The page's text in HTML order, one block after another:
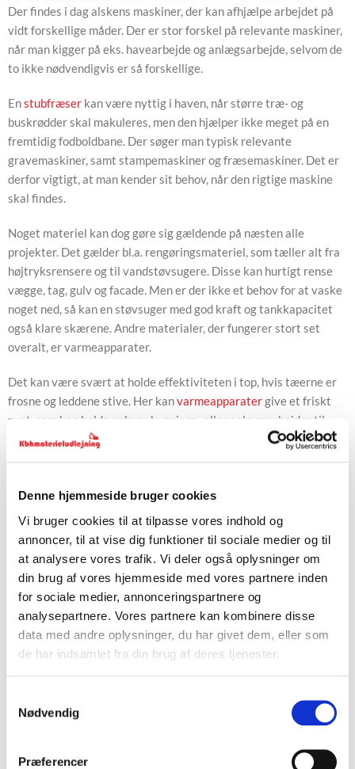
Denne hjemmeside bruger cookies
Vi bruger cookies til at tilpasse vores indhold og
annoncer, til at vise dig funktioner til sociale medier og til
at analysere vores trafik. Vi deler også oplysninger om
din brug af vores hjemmeside med vores partnere inden
for sociale medier, annonceringspartnere og
analysepartnere. Vores partnere kan kombinere disse
data med andre oplysninger, du har givet dem, eller som
de har indsamlet fra din brug af deres tjenester.
Nødvendig
Præferencer
Der findes i dag alskens maskiner, der kan afhjælpe arbejdet på
vidt forskellige måder. Der er stor forskel på relevante maskiner,
når man kigger på eks. havearbejde og anlægsarbejde, selvom de
to ikke nødvendigvis er så forskellige.
Enstubfræser kan være nyttig i haven, når større træ- og
buskrødder skal makuleres, men den hjælper ikke meget på en
fremtidig fodboldbane. Der søger man typisk relevante
gravemaskiner, samt stampemaskiner og fræsemaskiner. Det er
derfor vigtigt, at man kender sit behov, når den rigtige maskine
skal findes.
Noget materiel kan dog gøre sig gældende på næsten alle
projekter. Det gælder bl.a. rengøringsmateriel, som tæller alt fra
højtryksrensere og til vandstøvsugere. Disse kan hurtigt rense
vægge, tag, gulv og facade. Men er der ikke et behov for at vaske
noget ned, så kan en støvsuger med god kraft og tankkapacitet
også klare skærene. Andre materialer, der fungerer stort set
overalt, er varmeapparater.
Det kan være svært at holde effektiviteten i top, hvis tæerne er
frosne og leddene stive. Her kanvarmeapparatergive et friskt
pust, som kan holde enhver bygnings- eller anlægsarbejder til
ilden. Denne kan også gøre sig gældende for private, der ikke vil
Internettet er fuld af gode guides til, hvordan de forskellige
sparring hos os.
Bygningsmateriel
Til byggeri, samt jord- og betonarbejde, kan forskelligt
bygningsmateriel
supplere brugeren på mange måder. Arbejdes
der med eks. beton, kan en kompressor være en god ven, mens de
kolde arbejdsrum skriger efter varmeapparater. Udover dette, så
entreprenør kan anvende. Gipspladehejsen er i dag en uvurderlig